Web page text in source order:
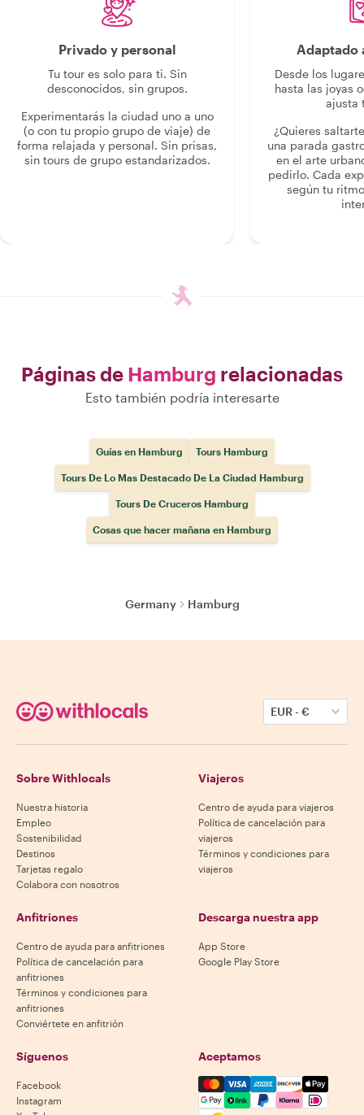
Privado y personal
Tu tour es solo para ti. Sin
desconocidos, sin grupos.
Experimentarás la ciudad uno a uno
(o con tu propio grupo de viaje) de
forma relajada y personal. Sin prisas,
sin tours de grupo estandarizados.
Adaptado
Desde los
hasta las joyas
ajusta
¿Quieres
una parada
en el arte
pedirlo. Cada
según tu
Páginas de Hamburg relacionadas
Esto también podría interesarte
Guías en Hamburg Tours Hamburg
Tours De Lo Mas Destacado De La Ciudad Hamburg
Tours De Cruceros Hamburg
Cosas que hacer mañana en Hamburg
Germany Hamburg
EUR-€
Sobre Withlocals
Nuestra historia
Empleo
Sostenibilidad
Destinos
Tarjetas regalo
Colabora con nosotros
Viajeros
Centro de ayuda para viajeros
Política de cancelación para
viajeros
Términos y condiciones para
viajeros
Anfitriones
Centro de ayuda para anfitriones
Política de cancelación para
anfitriones
Términos y condiciones para
anfitriones
Conviértete en anfitrión
Descarga nuestra app
App Store
Google Play Store
Síguenos
Facebook
Instagram
Aceptamos
Mastercard, Visa, Amex,